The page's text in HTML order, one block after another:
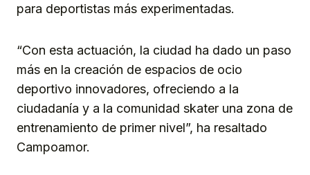
para deportistas más experimentadas.
“Con esta actuación, la ciudad ha dado un paso
más en la creación de espacios de ocio
deportivo innovadores, ofreciendo a la
ciudadanía y a la comunidad skater una zona de
entrenamiento de primer nivel”, ha resaltado
Campoamor.